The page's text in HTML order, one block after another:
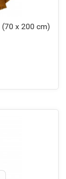
(70 x 200 cm)